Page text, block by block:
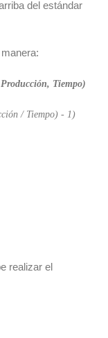
del estándar
Tiempo)
/ Tiempo) - 1)
realizar el